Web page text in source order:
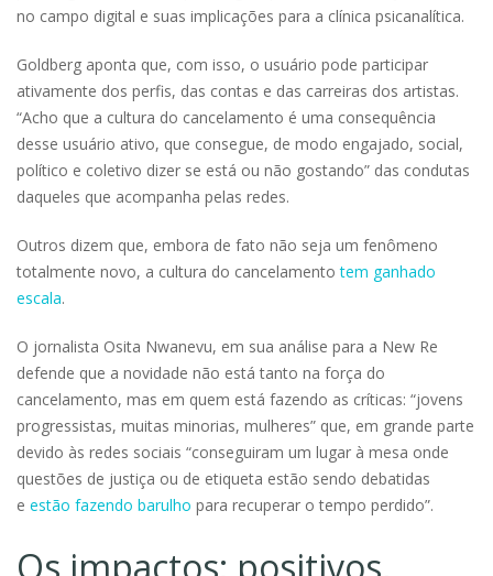
no campo digital e suas implicações para a clínica psicanalítica.
Goldberg aponta que, com isso, o usuário pode participar
ativamente dos perfis, das contas e das carreiras dos artistas.
“Acho que a cultura do cancelamento é uma consequência
desse usuário ativo, que consegue, de modo engajado, social,
político e coletivo dizer se está ou não gostando” das condutas
daqueles que acompanha pelas redes.
Outros dizem que, embora de fato não seja um fenômeno
totalmente novo, a cultura do cancelamentotem ganhado
escala.
O jornalista Osita Nwanevu, em sua análise para a New Re
defende que a novidade não está tanto na força do
cancelamento, mas em quem está fazendo as críticas: “jovens
progressistas, muitas minorias, mulheres” que, em grande parte
devido às redes sociais “conseguiram um lugar à mesa onde
questões de justiça ou de etiqueta estão sendo debatidas
e estão fazendo barulho para recuperar o tempo perdido”.
Os impactos: positivos,